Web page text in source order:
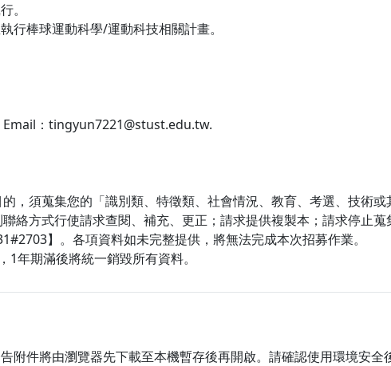
。
行棒球運動科學/運動科技相關計畫。
Email：tingyun7221@stust.edu.tw.
，須蒐集您的「識別類、特徵類、社會情況、教育、考選、技術
絡方式行使請求查閱、補充、更正；請求提供複製本；請求停止
】。各項資料如未完整提供，將無法完成本次招募作業。
年期滿後將統一銷毀所有資料。
件將由瀏覽器先下載至本機暫存後再開啟。請確認使用環境安全